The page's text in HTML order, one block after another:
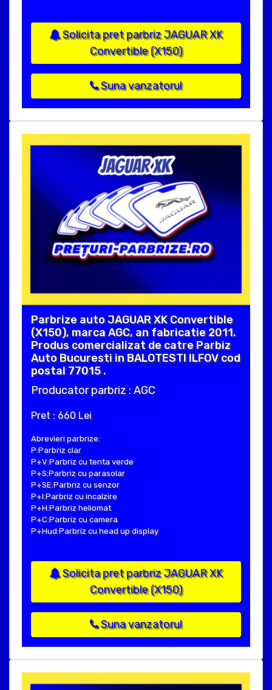
Solicita pret parbriz JAGUAR XK
Convertible (X150)
Suna vanzatorul
Parbrize auto JAGUAR XK Convertible
(X150), marca AGC, an fabricatie 2011.
Produs comercializat de catre Parbiz
Auto Bucuresti in BALOTESTI ILFOV cod
postal 77015 .
Producator parbriz : AGC
Pret : 660 Lei
Abrevieri parbrize:
P:Parbriz clar
P+V:Parbriz cu tenta verde
P+S:Parbriz cu parasolar
P+SE:Parbriz cu senzor
P+I:Parbriz cu incalzire
P+H:Parbriz heliomat
P+C:Parbriz cu camera
P+Hud:Parbriz cu head up display
Solicita pret parbriz JAGUAR XK
Convertible (X150)
Suna vanzatorul